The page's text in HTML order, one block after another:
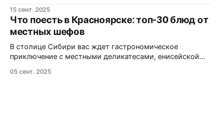
настоящей сибирской гастрономии, от сочных бууз до
таежной дичи. Красноярск — ваш новый любимый
гастро-город? Задумывались ли вы когда-нибудь,
почему Красноярск всё чаще называют
гастрономической столицей Сибири?
15 сент. 2025
Что поесть в Красноярске: топ-30 блюд от
местных шефов
В столице Сибири вас ждет гастрономическое
приключение с местными деликатесами, енисейской
нельзя попробовать больше нигде. Енисейская рыба:
05 сент. 2025